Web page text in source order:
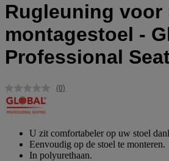
Rugleuning voor
montagestoel -
Professional
Geen
(0)
U zit comfortabeler op uw stoel
Eenvoudig op de stoel te monteren.
In polyurethaan.